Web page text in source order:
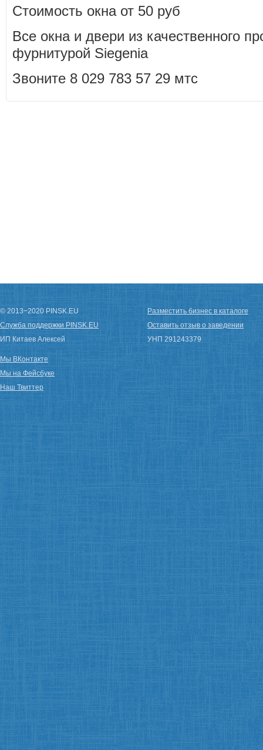
Стоимость окна от 50 руб
Все окна и двери из качественного
фурнитурой Siegenia
Звоните 8 029 783 57 29 мтс
© 2013−2020 PINSK.EU
Служба поддержки PINSK.EU
ИП Китаев Алексей
Разместить бизнес в каталоге
Оставить отзыв о заведении
УНП 291243379
Мы ВКонтакте
Мы на Фейсбуке
Наш Твиттер